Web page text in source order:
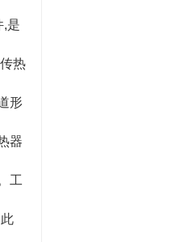
,是
热
形
器
工